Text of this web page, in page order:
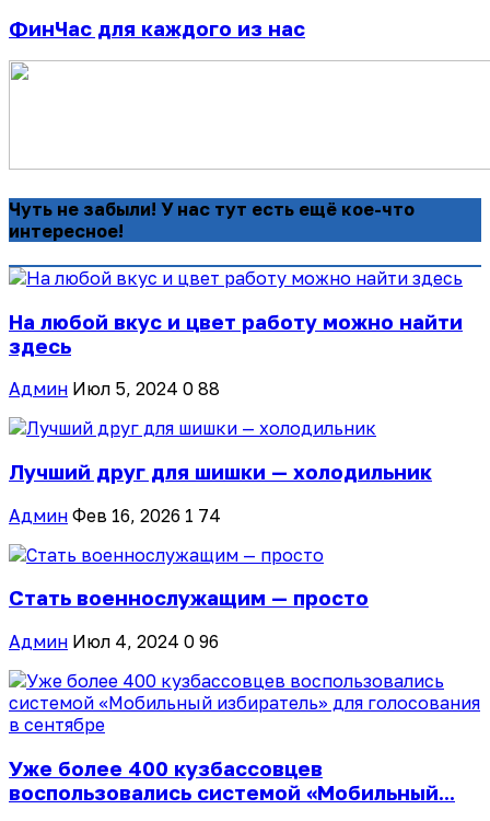
ФинЧас для каждого из нас
Чуть не забыли! У нас тут есть ещё кое-что
интересное!
На любой вкус и цвет работу можно найти
здесь
Админ Июл 5, 2024 0 88
Лучший друг для шишки — холодильник
Админ Фев 16, 2026 1 74
Стать военнослужащим — просто
Админ Июл 4, 2024 0 96
Уже более 400 кузбассовцев
воспользовались системой «Мобильный...